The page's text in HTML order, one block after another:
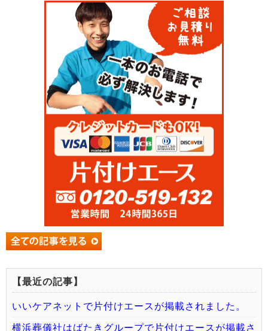
【最近の記事】
いいケアネットで片付けエースが掲載されました。
横浜葬儀社はばたきグループで片付けエースが掲載さ